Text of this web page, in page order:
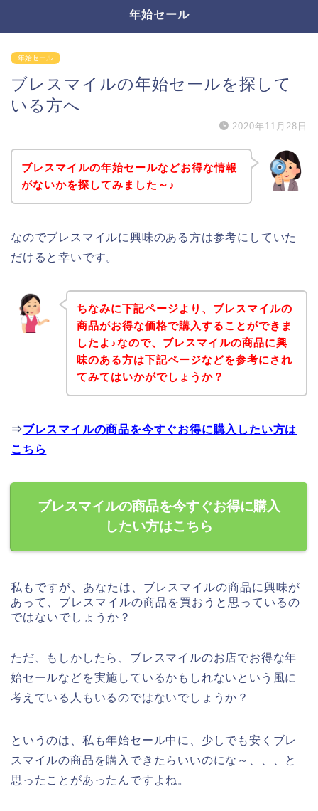
年始セール
年始セール
ブレスマイルの年始セールを探して
いる方へ
2020年11月28日
ブレスマイルの年始セールなどお得な情報
がないかを探してみました～♪
なのでブレスマイルに興味のある方は参考にしていた
だけると幸いです。
ちなみに下記ページより、ブレスマイルの
商品がお得な価格で購入することができま
したよ♪なので、ブレスマイルの商品に興
味のある方は下記ページなどを参考にされ
てみてはいかがでしょうか？
⇒ブレスマイルの商品を今すぐお得に購入したい方は
こちら
ブレスマイルの商品を今すぐお得に購入
したい方はこちら
私もですが、あなたは、ブレスマイルの商品に興味が
あって、ブレスマイルの商品を買おうと思っているの
ではないでしょうか？
ただ、もしかしたら、ブレスマイルのお店でお得な年
始セールなどを実施しているかもしれないという風に
考えている人もいるのではないでしょうか？
というのは、私も年始セール中に、少しでも安くブレ
スマイルの商品を購入できたらいいのにな～、、、と
思ったことがあったんですよね。